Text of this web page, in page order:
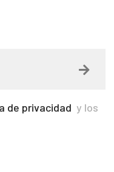
de privacidad y los